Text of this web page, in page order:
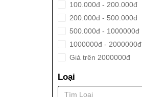
100.000đ - 200.000đ
200.000đ - 500.000đ
500.000đ - 1000000đ
1000000đ - 2000000đ
Giá trên 2000000đ
Loại